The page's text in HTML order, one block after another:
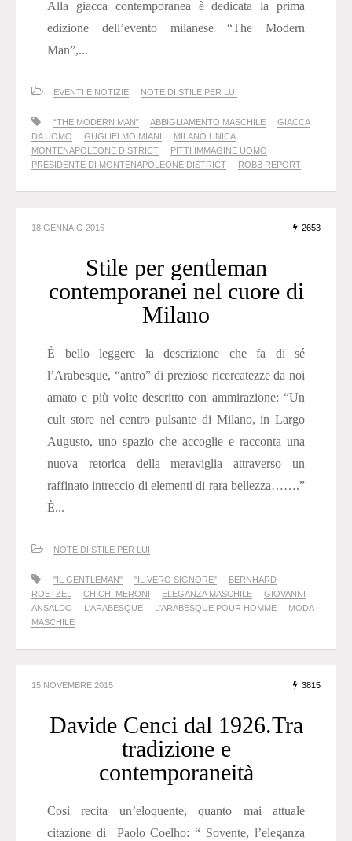
Alla giacca contemporanea è dedicata la prima
edizione dell’evento milanese “The Modern
Man”,...
EVENTI E NOTIZIE NOTE DI STILE PER LUI
“THE MODERN MAN” ABBIGLIAMENTO MASCHILE
GIACCA
DA UOMO
GUGLIELMO MIANI
MILANO UNICA
MONTENAPOLEONE DISTRICT
PITTI IMMAGINE UOMO
PRESIDENTE DI MONTENAPOLEONE DISTRICT
ROBB REPORT
18 GENNAIO 2016 2653
Stile per gentleman
contemporanei nel cuore di
Milano
È bello leggere la descrizione che fa di sé
l’Arabesque, “antro” di preziose ricercatezze da noi
amato e più volte descritto con ammirazione: “Un
cult store nel centro pulsante di Milano, in Largo
Augusto, uno spazio che accoglie e racconta una
nuova retorica della meraviglia attraverso un
raffinato intreccio di elementi di rara bellezza…….”
È...
NOTE DI STILE PER LUI
"IL GENTLEMAN" "IL VERO SIGNORE"
BERNHARD
ROETZEL
CHICHI MERONI ELEGANZA MASCHILE
GIOVANNI
ANSALDO
L'ARABESQUE L'ARABESQUE POUR HOMME
MODA
MASCHILE
15 NOVEMBRE 2015 3815
Davide Cenci dal 1926.Tra
tradizione e
contemporaneità
Così recita un’eloquente, quanto mai attuale
citazione di Paolo Coelho: “ Sovente, l’eleganza